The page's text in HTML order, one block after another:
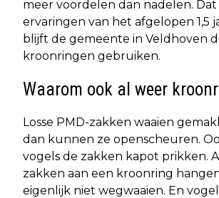
meer voordelen dan nadelen.
ervaringen van het afgelopen 1,5
blijft de gemeente in Veldhoven
kroonringen gebruiken.
Waarom ook al weer
Losse PMD-zakken waaien
dan kunnen ze openscheuren.
vogels de zakken kapot prikken.
zakken aan een kroonring
eigenlijk niet wegwaaien. En